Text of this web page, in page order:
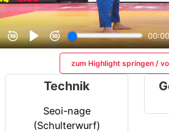
zum Highlight springen /
Technik
Seoi-nage
(Schulterwurf)